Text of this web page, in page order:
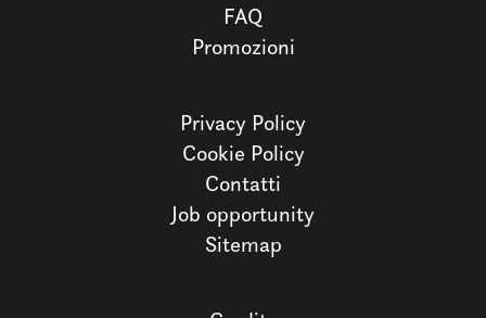
FAQ
Promozioni
Privacy Policy
Cookie Policy
Contatti
Job opportunity
Sitemap